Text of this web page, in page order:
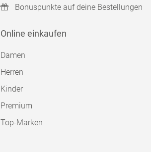
Bonuspunkte auf deine Bestellungen
Online einkaufen
Damen
Herren
Kinder
Premium
Top-Marken